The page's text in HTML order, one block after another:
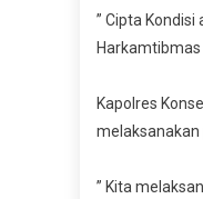
” Cipta
Harkamtibmas
Kapolres
melaksanakan
” Kita